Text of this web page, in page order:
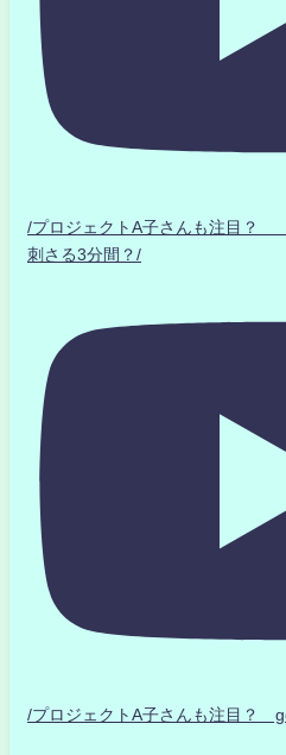
/プロジェクトA子さんも注目？
刺さる3分間？/
/プロジェクトA子さんも注目？